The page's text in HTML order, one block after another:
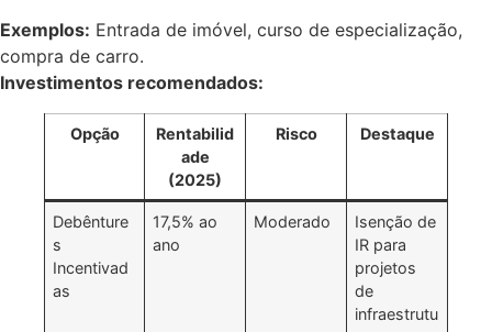
Exemplos: Entrada de imóvel, curso de especialização,
compra de carro.
Investimentos recomendados:
Opção
Rentabilid
ade
(2025)
Risco Destaque
Debênture
s
Incentivad
as
17,5% ao
ano
Moderado
Isenção de
IR para
projetos
de
infraestrutu